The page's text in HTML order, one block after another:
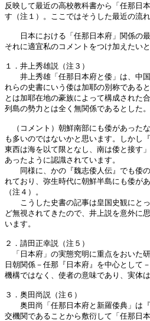
反映して最近の高校教科書から「任那日
す（注１）。ここではそうした最近の流
日本における「任那日本府」関係の最
それに適宜私のコメントをつけ加えたい
１．井上秀雄説（注３）
井上秀雄「任那日本府と倭」は、中国
れらの史書にいう倭は加耶の別称である
とは加耶在地の豪族によって構成された
列島の勢力とは全く無関係であるとした。
（コメント）朝鮮南部にも倭があった
も多いのではないかと思います。しかし
東西は海を以て限となし、南は倭と接す
あったように認識されています。
同様に、かの『魏志倭人伝』でも倭の
れており、弥生時代に朝鮮半島にも倭が
（注４）。
こうした史書の記事は皇国史観にとっ
ど無視されてきたので、井上説を意外に
います。
２．請田正幸説（注５）
「日本府」の実態究明に重点をおいた
日朝関係－任那『日本府』を中心として
機構ではなく、使者の意味であり、実体
３．奥田尚説（注６）
奥田尚「任那日本府と新羅倭典」は『
交機関であることから敷衍して「任那日